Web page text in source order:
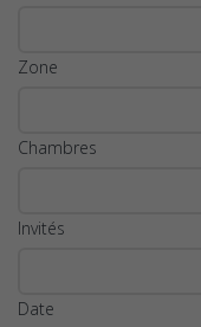
Zone
Chambres
Invités
Date